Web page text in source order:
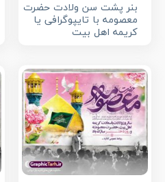
بنر پشت سن ولادت حضرت
معصومه با تایپوگرافی یا
کریمه اهل بیت